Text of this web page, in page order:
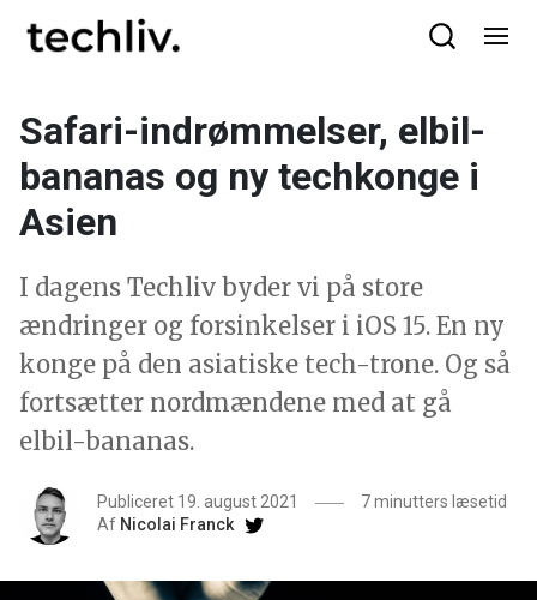
Safari-indrømmelser, elbil-
bananas og ny techkonge i
Asien
I dagens Techliv byder vi på store
ændringer og forsinkelser i iOS 15. En ny
konge på den asiatiske tech-trone. Og så
fortsætter nordmændene med at gå
elbil-bananas.
Publiceret 19. august 2021
7 minutters læsetid
Af Nicolai Franck